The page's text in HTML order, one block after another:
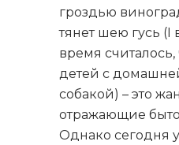
гроздью
тянет шею гусь (I
время
детей с
собакой) – это
отражающие
Однако сегодня